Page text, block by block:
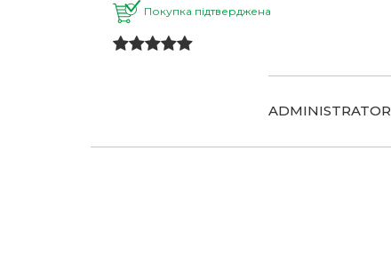
Покупка підтверджена
ADMINISTRATOR